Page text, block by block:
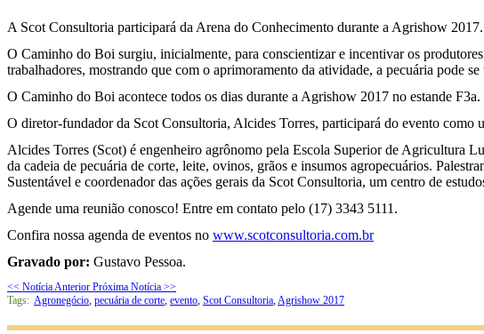
A Scot Consultoria participará da Arena do Conhecimento durante a Agrishow 2017.
O Caminho do Boi surgiu, inicialmente, para conscientizar e incentivar os
trabalhadores, mostrando que com o aprimoramento da atividade, a pecuária pode
O Caminho do Boi acontece todos os dias durante a Agrishow 2017 no estande F3a.
O diretor-fundador da Scot Consultoria, Alcides Torres, participará do evento como
Alcides Torres (Scot) é engenheiro agrônomo pela Escola Superior de Agricultura
da cadeia de pecuária de corte, leite, ovinos, grãos e insumos agropecuários.
Sustentável e coordenador das ações gerais da Scot Consultoria, um centro de
Agende uma reunião conosco! Entre em contato pelo (17) 3343 5111.
Confira nossa agenda de eventos no www.scotconsultoria.com.br
Gravado por: Gustavo Pessoa.
<< Notícia Anterior Próxima Notícia >>
Tags: Agronegócio, pecuária de corte, evento, Scot Consultoria,Agrishow 2017